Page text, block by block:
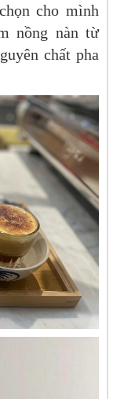
cho mình
nồng nàn từ
chất pha